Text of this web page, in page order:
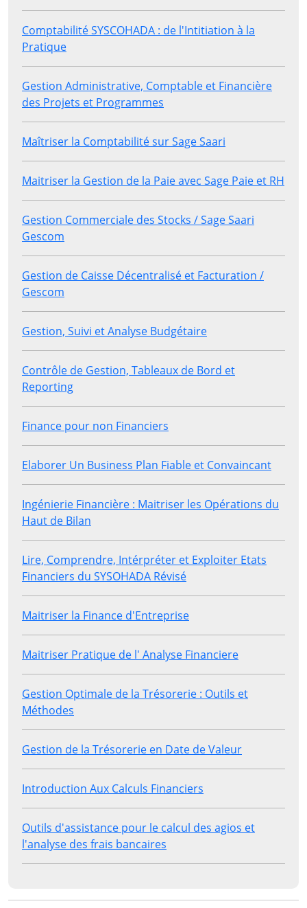
Comptabilité SYSCOHADA : de l'Intitiation à la
Pratique
Gestion Administrative, Comptable et Financière
des Projets et Programmes
Maîtriser la Comptabilité sur Sage Saari
Maitriser la Gestion de la Paie avec Sage Paie et RH
Gestion Commerciale des Stocks / Sage Saari
Gescom
Gestion de Caisse Décentralisé et Facturation /
Gescom
Gestion, Suivi et Analyse Budgétaire
Contrôle de Gestion, Tableaux de Bord et
Reporting
Finance pour non Financiers
Elaborer Un Business Plan Fiable et Convaincant
Ingénierie Financière : Maitriser les Opérations du
Haut de Bilan
Lire, Comprendre, Intérpréter et Exploiter Etats
Financiers du SYSOHADA Révisé
Maitriser la Finance d'Entreprise
Maitriser Pratique de l' Analyse Financiere
Gestion Optimale de la Trésorerie : Outils et
Méthodes
Gestion de la Trésorerie en Date de Valeur
Introduction Aux Calculs Financiers
Outils d'assistance pour le calcul des agios et
l'analyse des frais bancaires